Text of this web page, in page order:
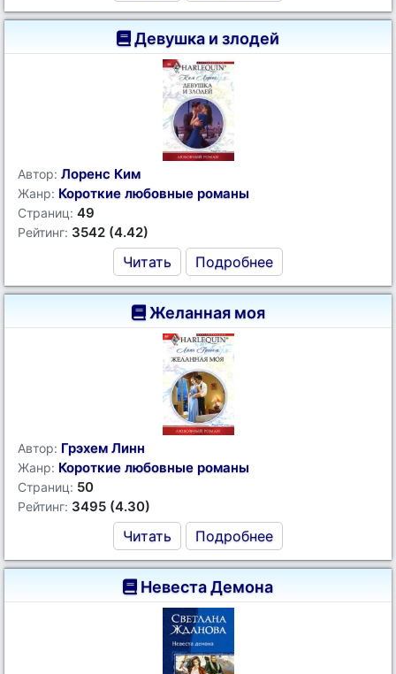
Девушка и злодей
Автор: Лоренс Ким
Жанр: Короткие любовные романы
Страниц: 49
Рейтинг: 3542 (4.42)
Читать Подробнее
Желанная моя
Автор: Грэхем Линн
Жанр: Короткие любовные романы
Страниц: 50
Рейтинг: 3495 (4.30)
Читать Подробнее
Невеста Демона